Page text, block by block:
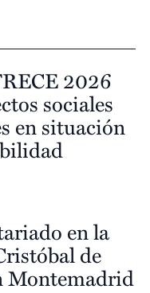
2026
sociales
en situación
en la
de
Montemadrid